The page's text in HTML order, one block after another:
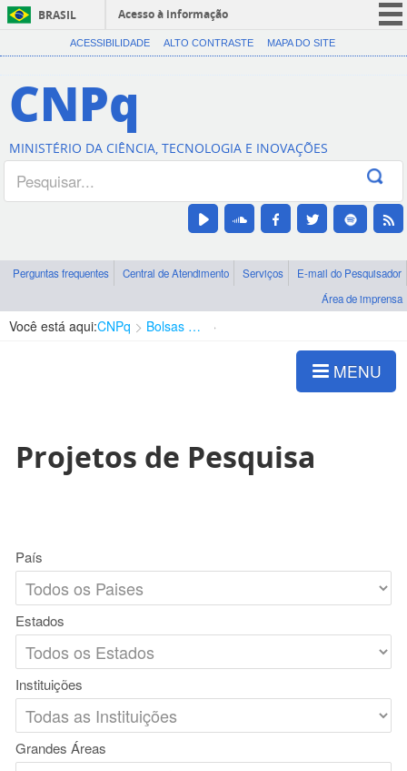
BRASIL
Acesso à informação
CORONAVÍRUS (COVID-19)
Canais
ACESSIBILIDADE ALTO CONTRASTE MAPA DO SITE
CNPq
MINISTÉRIO DA CIÊNCIA, TECNOLOGIA E INOVAÇÕES
Perguntas frequentes Central de Atendimento Serviços
E-mail do Pesquisador
Área de imprensa
Você está aqui:CNPq Bolsas e Auxílios Vigentes
MENU
Projetos de Pesquisa
País
Estados
Instituições
Grandes Áreas